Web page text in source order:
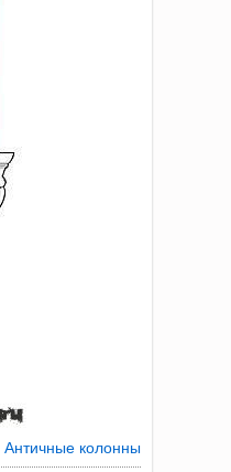
Античные колонны